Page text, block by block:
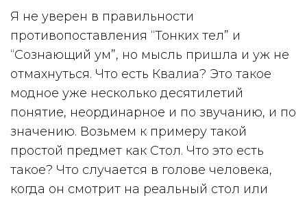
Я не уверен в правильности
противопоставления “Тонких тел” и
“Сознающий ум”, но мысль пришла и уж не
отмахнуться. Что есть Квалиа? Это такое
модное уже несколько десятилетий
понятие, неординарное и по звучанию, и по
значению. Возьмем к примеру такой
простой предмет как Стол. Что это есть
такое? Что случается в голове человека,
когда он смотрит на реальный стол или